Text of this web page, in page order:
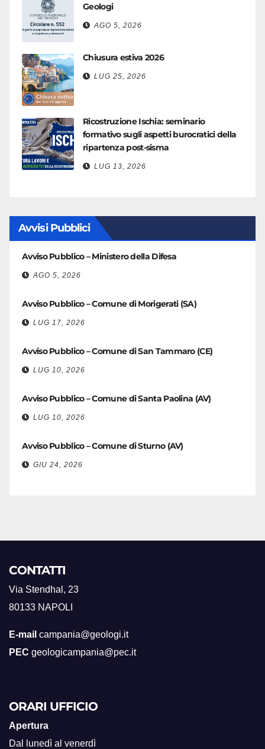
Geologi
AGO 5, 2026
Chiusura estiva 2026
LUG 25, 2026
Ricostruzione Ischia: seminario
formativo sugli aspetti burocratici della
ripartenza post-sisma
LUG 13, 2026
Avvisi Pubblici
Avviso Pubblico – Ministero della Difesa
AGO 5, 2026
Avviso Pubblico – Comune di Morigerati (SA)
LUG 17, 2026
Avviso Pubblico – Comune di San Tammaro (CE)
LUG 10, 2026
Avviso Pubblico – Comune di Santa Paolina (AV)
LUG 10, 2026
Avviso Pubblico – Comune di Sturno (AV)
GIU 24, 2026
CONTATTI
Via Stendhal, 23
80133 NAPOLI
E-mail campania@geologi.it
PEC geologicampania@pec.it
ORARI UFFICIO
Apertura
Dal lunedì al venerdì